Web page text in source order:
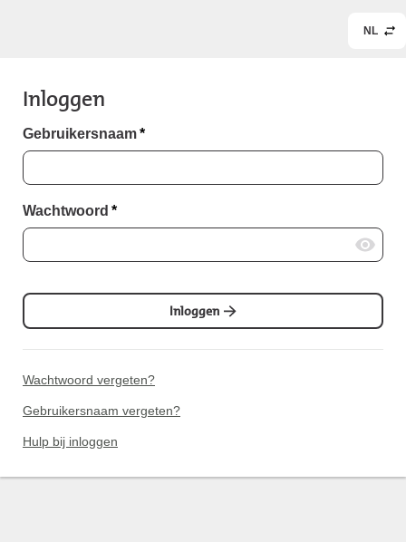
NL
Inloggen
Gebruikersnaam*
Wachtwoord *
Inloggen
Wachtwoord vergeten?
Gebruikersnaam vergeten?
Hulp bij inloggen